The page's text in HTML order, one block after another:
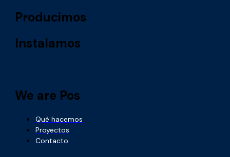
Producimos
Instalamos
We are Pos
Qué hacemos
Proyectos
Contacto